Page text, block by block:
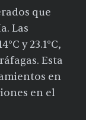
que
Las
y 23.1°C,
Esta
en
en el